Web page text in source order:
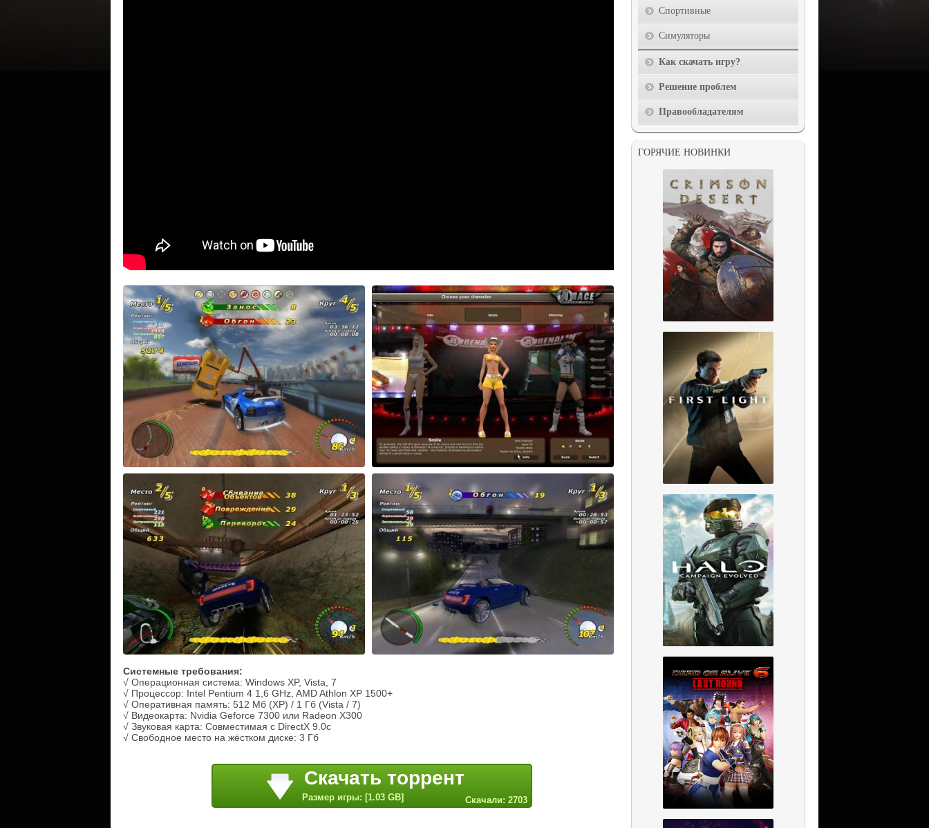
Системные требования:
√ Операционная система: Windows XP, Vista, 7
√ Процессор: Intel Pentium 4 1,6 GHz, AMD Athlon XP 1500+
√ Оперативная память: 512 Мб (XP) / 1 Гб (Vista / 7)
√ Видеокарта: Nvidia Geforce 7300 или Radeon Х300
√ Звуковая карта: Совместимая с DirectX 9.0c
√ Свободное место на жёстком диске: 3 Гб
Скачать торрент
Размер игры: [1.03 GB] Скачали: 2703
Спортивные
Симуляторы
Как скачать игру?
Решение проблем
Правообладателям
ГОРЯЧИЕ НОВИНКИ